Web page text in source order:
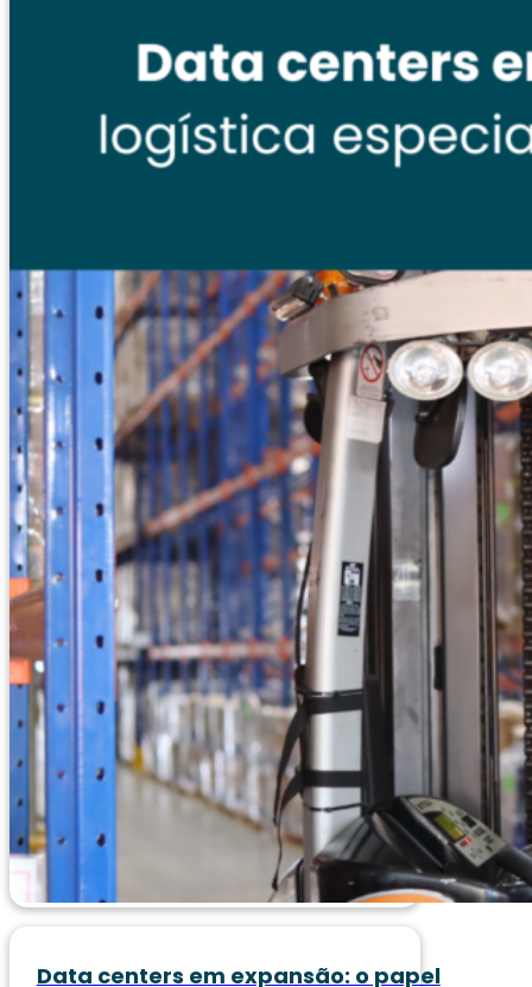
Data centers em expansão: o papel